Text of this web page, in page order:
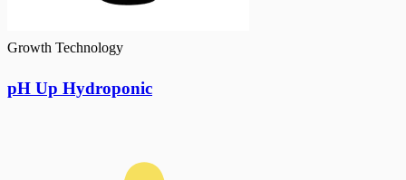
Growth Technology
pH Up Hydroponic